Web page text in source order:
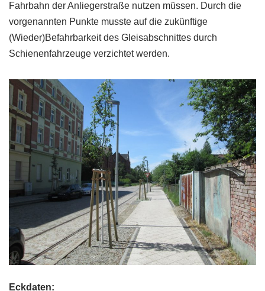
Fahrbahn der Anliegerstraße nutzen müssen. Durch die
vorgenannten Punkte musste auf die zukünftige
(Wieder)Befahrbarkeit des Gleisabschnittes durch
Schienenfahrzeuge verzichtet werden.
Eckdaten: